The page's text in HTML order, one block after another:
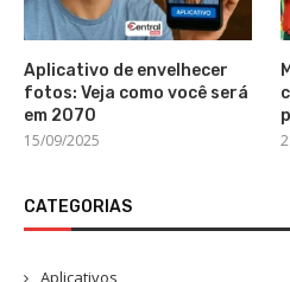
Aplicativo de envelhecer
fotos: Veja como você será
em 2070
15/09/2025
CATEGORIAS
Aplicativos